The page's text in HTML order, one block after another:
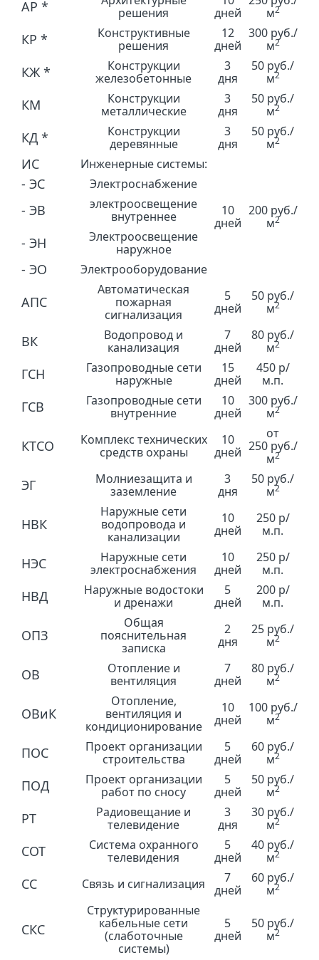
АР *
решения
дней
м2
КР *
Конструктивные
решения
12
дней
300 руб./
м2
КЖ *
Конструкции
железобетонные
3
дня
50 руб./
м2
КМ
Конструкции
металлические
3
дня
50 руб./
м2
КД *
Конструкции
деревянные
3
дня
50 руб./
м2
ИС Инженерные системы:
10
дней
200 руб./
м2
- ЭС Электроснабжение
- ЭВ
электроосвещение
внутреннее
- ЭН
Электроосвещение
наружное
- ЭО Электрооборудование
АПС
Автоматическая
пожарная
сигнализация
5
дней
50 руб./
м2
ВК
Водопровод и
канализация
7
дней
80 руб./
м2
ГСН
Газопроводные сети
наружные
15
дней
450 р/
м.п.
ГСВ
Газопроводные сети
внутренние
10
дней
300 руб./
м2
КТСО
Комплекс технических
средств охраны
10
дней
от
250 руб./
м2
ЭГ
Молниезащита и
заземление
3
дня
50 руб./
м2
НВК
Наружные сети
водопровода и
канализации
10
дней
250 р/
м.п.
НЭС
Наружные сети
электроснабжения
10
дней
250 р/
м.п.
НВД
Наружные водостоки
и дренажи
5
дней
200 р/
м.п.
ОПЗ
Общая
пояснительная
записка
2
дня
25 руб./
м2
ОВ
Отопление и
вентиляция
7
дней
80 руб./
м2
ОВиК
Отопление,
вентиляция и
кондиционирование
10
дней
100 руб./
м2
ПОС
Проект организации
строительства
5
дней
60 руб./
м2
ПОД
Проект организации
работ по сносу
5
дней
50 руб./
м2
РТ
Радиовещание и
телевидение
3
дня
30 руб./
м2
СОТ
Система охранного
телевидения
5
дней
40 руб./
м2
СС Связь и сигнализация
7
дней
60 руб./
м2
СКС
Структурированные
кабельные сети
(слаботочные
системы)
5
дней
50 руб./
м2